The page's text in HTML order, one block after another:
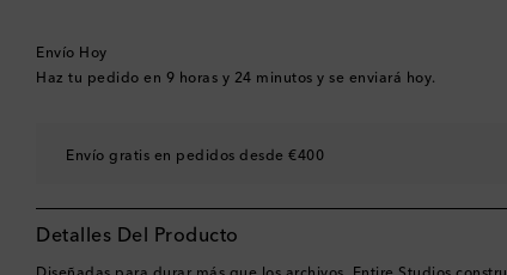
Envío Hoy
Haz tu pedido en 9 horas y 24 minutos y se enviará hoy.
Envío gratis en pedidos desde €400
Detalles Del Producto